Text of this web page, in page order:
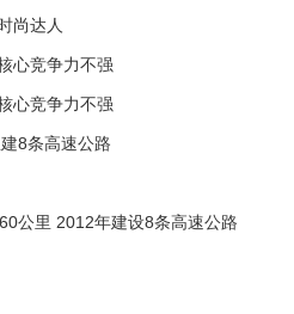
尚达人
心竞争力不强
心竞争力不强
8条高速公路
公里 2012年建设8条高速公路